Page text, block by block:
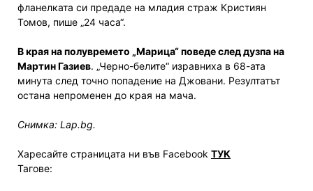
фланелката си предаде на младия страж Кристиян
Томов, пише „24 часа“.
В края на полувремето „Марица“ поведе след дузпа на
Мартин Газиев. „Черно-белите“ изравниха в 68-ата
минута след точно попадение на Джовани. Резултатът
остана непроменен до края на мача.
Снимка: Lap.bg.
Харесайте страницата ни във Facebook ТУК
Тагове: